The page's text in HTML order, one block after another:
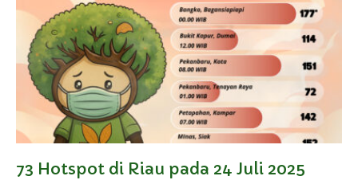
73 Hotspot di Riau pada 24 Juli 2025